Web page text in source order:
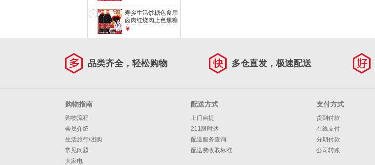
巴马火麻子油热炒油
凉拌
6
寿乡生活炒糖色食用
卤肉红烧肉上色焦糖
商用家用卤料卤菜专
￥
品类齐全，轻松购物 多仓直发，极速配送
购物指南
购物流程
会员介绍
生活旅行/团购
常见问题
大家电
配送方式
上门自提
211限时达
配送服务查询
配送费收取标准
支付方式
货到付款
在线支付
分期付款
公司转账